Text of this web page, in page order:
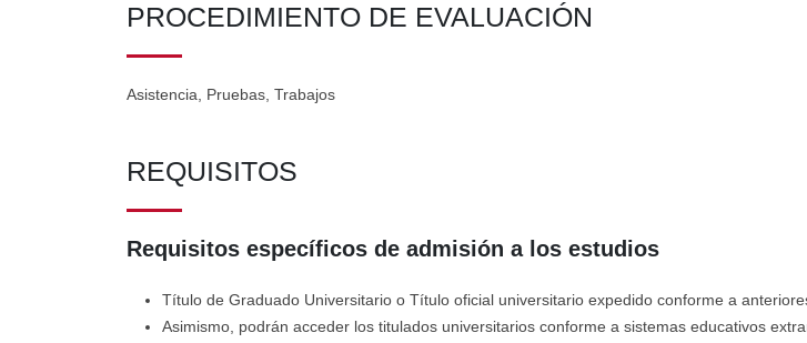
PROCEDIMIENTO DE EVALUACIÓN
Asistencia, Pruebas, Trabajos
REQUISITOS
Requisitos específicos de admisión a los estudios
Título de Graduado Universitario o Título oficial universitario expedido conforme a
Asimismo, podrán acceder los titulados universitarios conforme a sistemas educativos